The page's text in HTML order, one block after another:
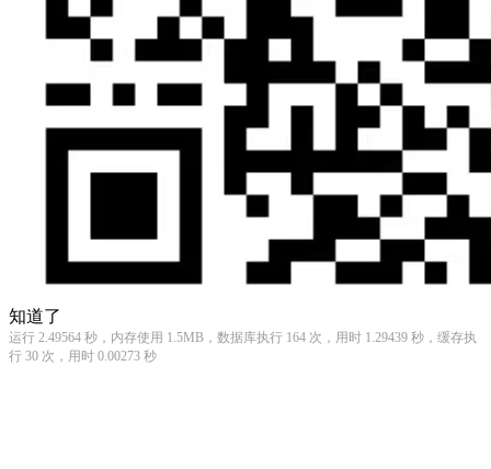
知道了
运行 2.49564 秒，内存使用 1.5MB，数据库执行 164 次，用时 1.29439 秒，缓存执
行 30 次，用时 0.00273 秒